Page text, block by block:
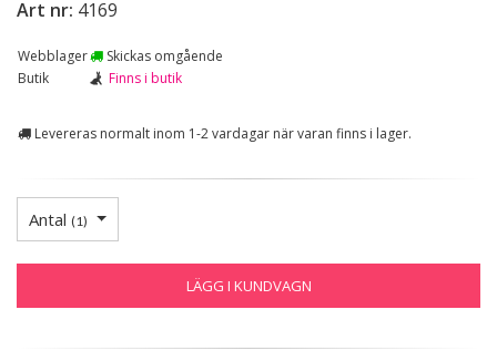
Art nr: 4169
Webblager
Skickas omgående
Butik
Finns i butik
Levereras normalt inom 1-2 vardagar när varan finns i lager.
Antal (1)
LÄGG I KUNDVAGN